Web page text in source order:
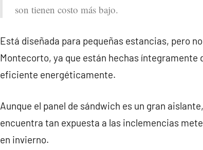
son tienen costo más bajo.
Está diseñada para pequeñas estancias, pero
Montecorto, ya que están hechas íntegramente
eficiente energéticamente.
Aunque el panel de sándwich es un gran
encuentra tan expuesta a las inclemencias
en invierno.